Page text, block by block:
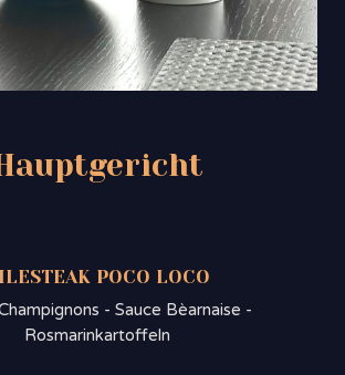
POCO LOCO
- Sauce Bèarnaise -
Rosmarinkartoffeln